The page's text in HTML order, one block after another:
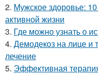
2. Мужское здоровье:
активной жизни
3. Где можно узнать о
4. Демодекоз на лице и
лечение
5. Эффективная